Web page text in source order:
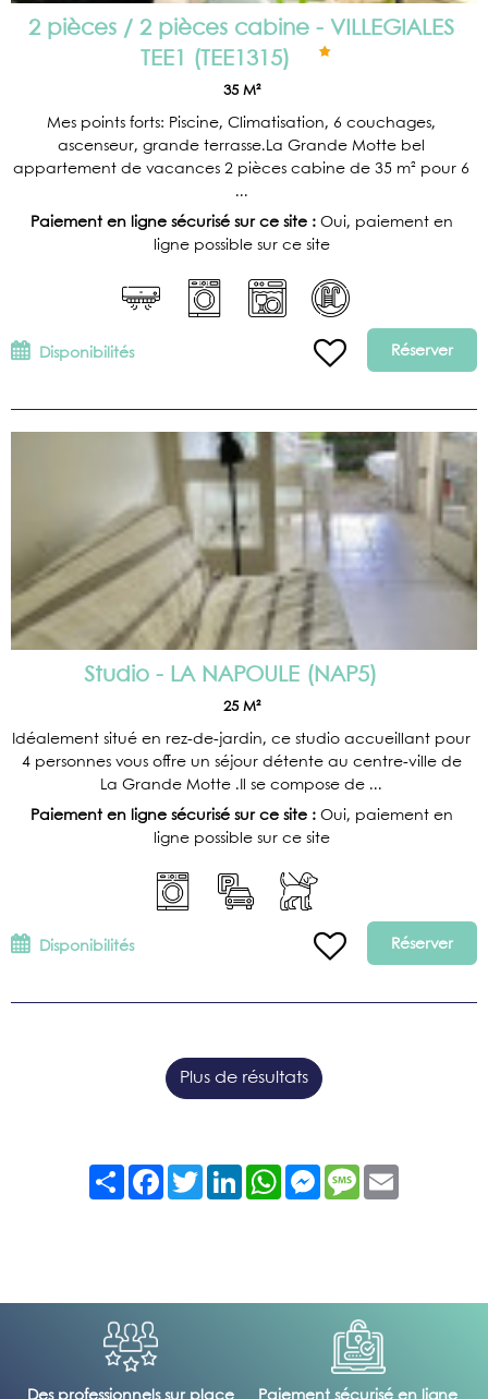
2 pièces / 2 pièces cabine - VILLEGIALES
TEE1
( TEE1315)
35 M²
Mes points forts: Piscine, Climatisation, 6 couchages,
ascenseur, grande terrasse.La Grande Motte bel
appartement de vacances 2 pièces cabine de 35 m² pour 6
...
Paiement en ligne sécurisé sur ce site : Oui, paiement en
ligne possible sur ce site
Disponibilités Réserver
Studio - LA NAPOULE ( NAP5)
25 M²
Idéalement situé en rez-de-jardin, ce studio accueillant pour
4 personnes vous offre un séjour détente au centre-ville de
La Grande Motte .Il se compose de ...
Paiement en ligne sécurisé sur ce site : Oui, paiement en
ligne possible sur ce site
Disponibilités Réserver
Plus de résultats
Partager FacebookTwitter LinkedIn WhatsAppMessengerMessage
Des professionnels sur place Paiement sécurisé en ligne